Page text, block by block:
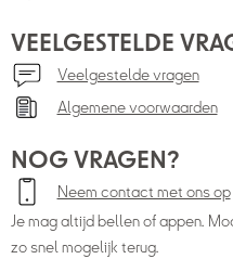
VEELGESTELDE
Veelgestelde vragen
Algemene voorwaarden
NOG VRAGEN?
Neem contact met ons op
Je mag altijd bellen of appen.
zo snel mogelijk terug.